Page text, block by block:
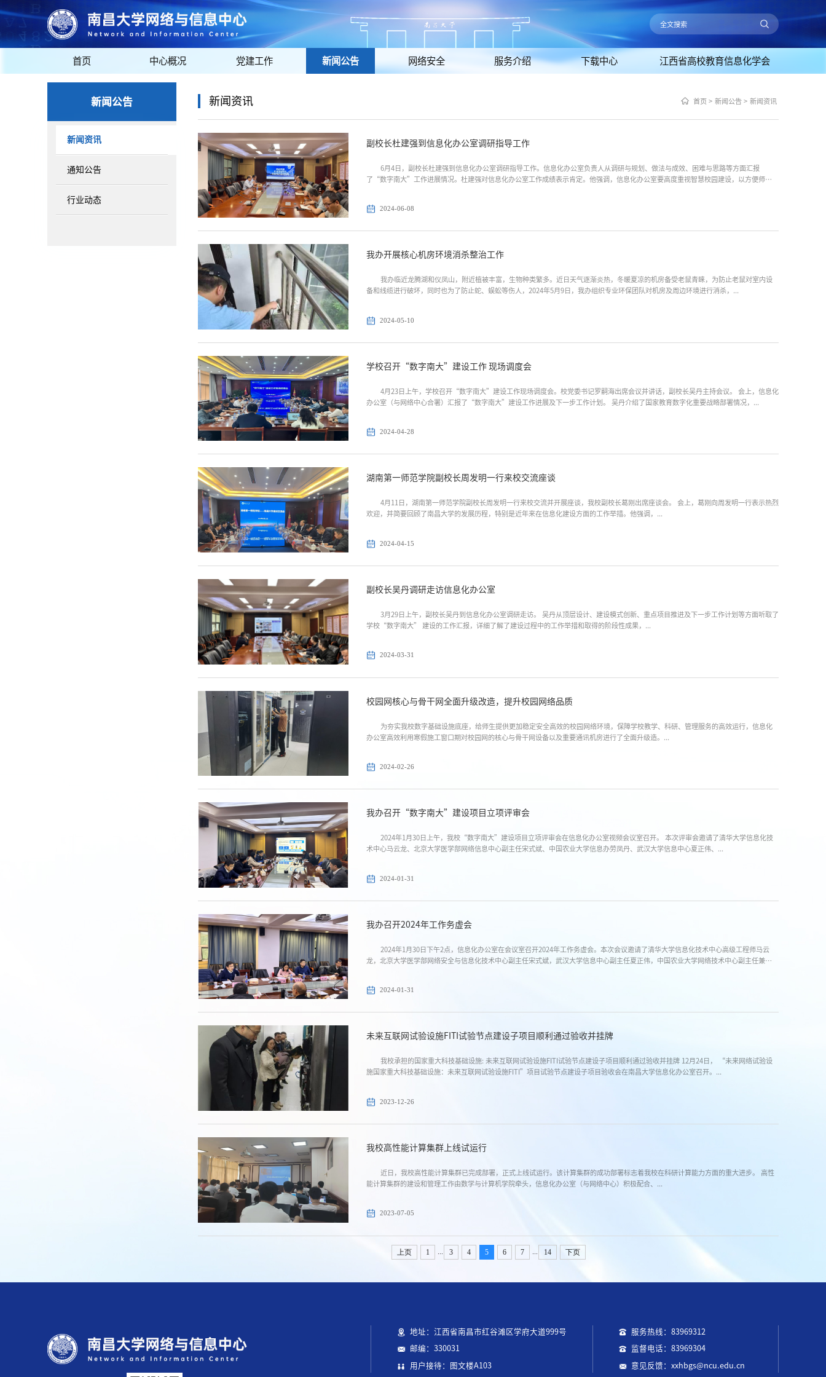
首页 中心概况 党建工作 新闻公告 网络安全 服务介绍 下载中心 江西省高校教育信息化学会
新闻公告
新闻资讯
通知公告
行业动态
新闻资讯 首页 > 新闻公告 > 新闻资讯
副校长杜建强到信息化办公室调研指导工作
6月4日，副校长杜建强到信息化办公室调研指导工作。信息化办公室负责人从调研与规划、做法与成效、困难与思路等方面汇报
了“数字南大”工作进展情况。杜建强对信息化办公室工作成绩表示肯定。他强调，信息化办公室要高度重视智慧校园建设，以方便师生
2024-06-08
我办开展核心机房环境消杀整治工作
我办临近龙腾湖和仪凤山，附近植被丰富，生物种类繁多。近日天气逐渐炎热，冬暖夏凉的机房备受老鼠青睐，为防止老鼠对室内设
备和线缆进行破坏，同时也为了防止蛇、蜈蚣等伤人，2024年5月9日，我办组织专业环保团队对机房及周边环境进行消杀，...
2024-05-10
学校召开“数字南大”建设工作 现场调度会
4月23日上午，学校召开“数字南大”建设工作现场调度会。校党委书记罗嗣海出席会议并讲话，副校长吴丹主持会议。 会上，信息化
办公室（与网络中心合署）汇报了“数字南大”建设工作进展及下一步工作计划。 吴丹介绍了国家教育数字化重要战略部署情况，...
2024-04-28
湖南第一师范学院副校长周发明一行来校交流座谈
4月11日，湖南第一师范学院副校长周发明一行来校交流并开展座谈，我校副校长葛刚出席座谈会。 会上，葛刚向周发明一行表示热烈
欢迎，并简要回顾了南昌大学的发展历程，特别是近年来在信息化建设方面的工作举措。他强调，...
2024-04-15
副校长吴丹调研走访信息化办公室
3月29日上午，副校长吴丹到信息化办公室调研走访。 吴丹从顶层设计、建设模式创新、重点项目推进及下一步工作计划等方面听取了
学校“数字南大” 建设的工作汇报，详细了解了建设过程中的工作举措和取得的阶段性成果，...
2024-03-31
校园网核心与骨干网全面升级改造，提升校园网络品质
为夯实我校数字基础设施底座，给师生提供更加稳定安全高效的校园网络环境，保障学校教学、科研、管理服务的高效运行，信息化
办公室高效利用寒假施工窗口期对校园网的核心与骨干网设备以及重要通讯机房进行了全面升级造。...
2024-02-26
我办召开“数字南大”建设项目立项评审会
2024年1月30日上午，我校“数字南大”建设项目立项评审会在信息化办公室视频会议室召开。 本次评审会邀请了清华大学信息化技
术中心马云龙、北京大学医学部网络信息中心副主任宋式斌、中国农业大学信息办劳凤丹、武汉大学信息中心夏正伟、...
2024-01-31
我办召开2024年工作务虚会
2024年1月30日下午2点，信息化办公室在会议室召开2024年工作务虚会。本次会议邀请了清华大学信息化技术中心高级工程师马云
龙，北京大学医学部网络安全与信息化技术中心副主任宋式斌，武汉大学信息中心副主任夏正伟，中国农业大学网络技术中心副主任兼总
2024-01-31
未来互联网试验设施FITI试验节点建设子项目顺利通过验收并挂牌
我校承担的国家重大科技基础设施: 未来互联网试验设施FITI试验节点建设子项目顺利通过验收并挂牌 12月24日， “未来网络试验设
施国家重大科技基础设施：未来互联网试验设施FITI”项目试验节点建设子项目验收会在南昌大学信息化办公室召开。...
2023-12-26
我校高性能计算集群上线试运行
近日，我校高性能计算集群已完成部署，正式上线试运行。该计算集群的成功部署标志着我校在科研计算能力方面的重大进步。 高性
能计算集群的建设和管理工作由数学与计算机学院牵头，信息化办公室（与网络中心）积极配合、...
2023-07-05
上页 1 3 4 5 6 7 14 下页
地址：江西省南昌市红谷滩区学府大道999号
邮编：330031
用户接待：图文楼A103
服务热线：83969312
监督电话：83969304
意见反馈：xxhbgs@ncu.edu.cn